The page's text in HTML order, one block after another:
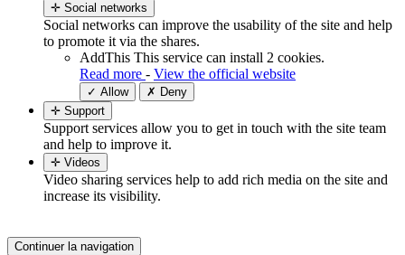
✛ Social networks
Social networks can improve the usability of the site and help
to promote it via the shares.
AddThis This service can install 2 cookies.
Read more - View the official website
✓ Allow
✗ Deny
✛ Support
Support services allow you to get in touch with the site team
and help to improve it.
✛ Videos
Video sharing services help to add rich media on the site and
increase its visibility.
Continuer la navigation